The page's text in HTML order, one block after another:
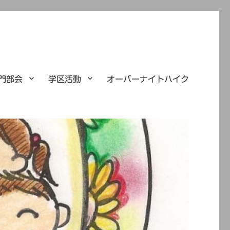
部会 学区活動 オーバーナイトハイク